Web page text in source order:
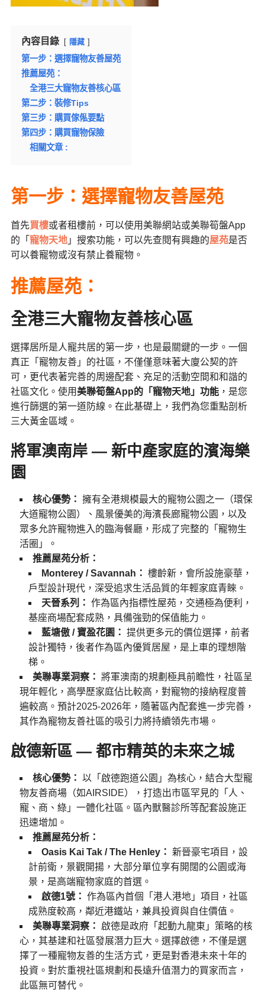
內容目錄 隱藏
第一步：選擇寵物友善屋苑
推薦屋苑：
全港三大寵物友善核心區
第二步：裝修Tips
第三步：購買傢俬要點
第四步：購買寵物保險
相關文章 :
第一步：選擇寵物友善屋苑
首先買樓或者租樓前，可以使用美聯網站或美聯筍盤App
的「 寵物天地」搜索功能，可以先查閱有興趣的屋苑是否
可以養寵物或沒有禁止養寵物。
推薦屋苑：
全港三大寵物友善核心區
選擇居所是人寵共居的第一步，也是最關鍵的一步。一個
真正「寵物友善」的社區，不僅僅意味著大廈公契的許
可，更代表著完善的周邊配套、充足的活動空間和和諧的
社區文化。使用 美聯筍盤App的「寵物天地」功能，是您
進行篩選的第一道防線。在此基礎上，我們為您重點剖析
三大黃金區域。
將軍澳南岸 — 新中產家庭的濱海樂
園
核心優勢： 擁有全港規模最大的寵物公園之一（環保
大道寵物公園）、風景優美的海濱長廊寵物公園，以及
眾多允許寵物進入的臨海餐廳，形成了完整的「寵物生
活圈」。
推薦屋苑分析：
Monterey / Savannah： 樓齡新，會所設施豪華，
戶型設計現代，深受追求生活品質的年輕家庭青睞。
天晉系列： 作為區內指標性屋苑，交通極為便利，
基座商場配套成熟，具備強勁的保值能力。
藍塘傲 / 寶盈花園： 提供更多元的價位選擇，前者
設計獨特，後者作為區內優質居屋，是上車的理想階
梯。
美聯專業洞察： 將軍澳南的規劃極具前瞻性，社區呈
現年輕化，高學歷家庭佔比較高，對寵物的接納程度普
遍較高。預計2025-2026年，隨著區內配套進一步完善，
其作為寵物友善社區的吸引力將持續領先市場。
啟德新區 — 都市精英的未來之城
核心優勢： 以「啟德跑道公園」為核心，結合大型寵
物友善商場（如AIRSIDE），打造出市區罕見的「人、
寵、商、綠」一體化社區。區內獸醫診所等配套設施正
迅速增加。
推薦屋苑分析：
Oasis Kai Tak / The Henley： 新晉豪宅項目，設
計前衛，景觀開揚，大部分單位享有開闊的公園或海
景，是高端寵物家庭的首選。
啟德1號： 作為區內首個「港人港地」項目，社區
成熟度較高，鄰近港鐵站，兼具投資與自住價值。
美聯專業洞察：
啟德是政府「起動九龍東」策略的核
心，其基建和社區發展潛力巨大。選擇啟德，不僅是選
擇了一種寵物友善的生活方式，更是對香港未來十年的
投資。對於重視社區規劃和長遠升值潛力的買家而言，
此區無可替代。